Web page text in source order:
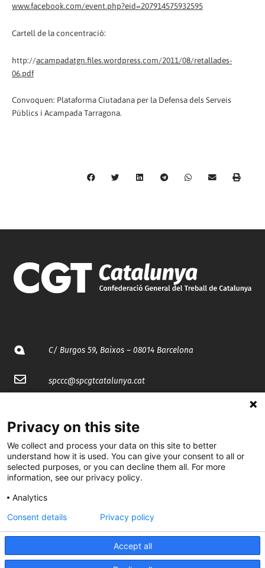
www.facebook.com/event.php?eid=207914575932595
Cartell de la concentració:
http://acampadatgn.files.wordpress.com/2011/08/retallades-
06.pdf
Convoquen: Plataforma Ciutadana per la Defensa dels Serveis
Públics i Acampada Tarragona.
C/ Burgos 59, Baixos – 08014 Barcelona
spccc@spcgtcatalunya.cat
@CGTCatalunya
cgtcatalunya
cgtcatalunya
Desenvolupat per
Privacy on this site
We collect and process your data on this site to better
understand how it is used. You can give your consent to all or
selected purposes, or you can decline them all. For more
information, see our privacy policy.
Analytics
Accept all
Consent details Privacy policy